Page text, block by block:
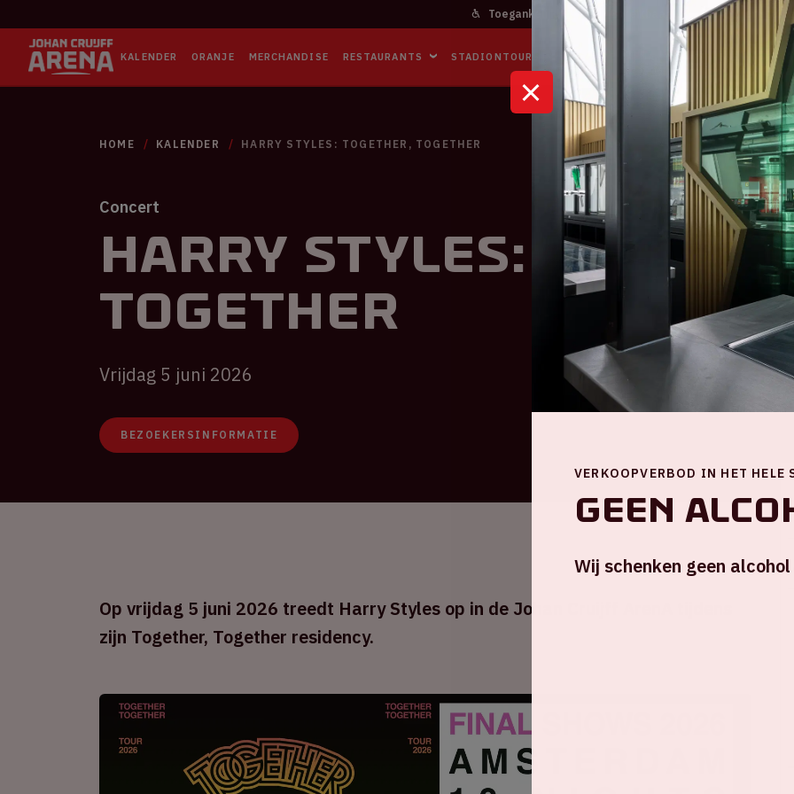
Toegankelijkheid In het stadion
KALENDER ORANJE MERCHANDISE RESTAURANTS STADIONTOURS NAAR DE ARENA BUSINESS EVENTS
HOME KALENDER HARRY STYLES: TOGETHER, TOGETHER
Concert
Harry Styles:
TOGETHER
Vrijdag 5 juni 2026
BEZOEKERSINFORMATIE
Op vrijdag 5 juni 2026 treedt Harry Styles op in de Johan Cruijff ArenA tijdens
zijn Together, Together residency.
VERKOOPVERBOD IN HET HELE
Geen
Wij schenken geen